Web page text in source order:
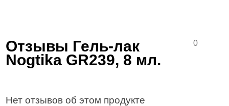
Отзывы Гель-лак
Nogtika GR239, 8 мл.
0
Нет отзывов об этом продукте